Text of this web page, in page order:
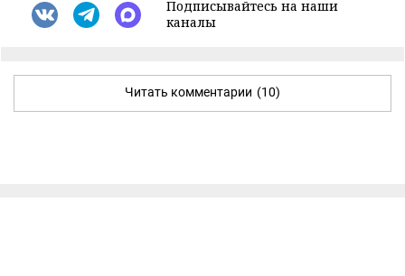
Подписывайтесь на наши
каналы
Читать комментарии (10)